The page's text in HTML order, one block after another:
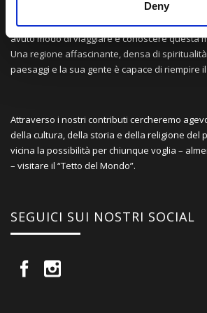
Deny
Una comunità di appassionati della cultura
avuto modo di viaggiare e conoscere questa
Una regione affascinante, densa di
paesaggi e la sua gente è capace di riempire
Attraverso i nostri contributi cercheremo
della cultura, della storia e della religione del
vicina la possibilità per chiunque voglia –
– visitare il “Tetto del Mondo”.
SEGUICI SUI NOSTRI SOCIAL